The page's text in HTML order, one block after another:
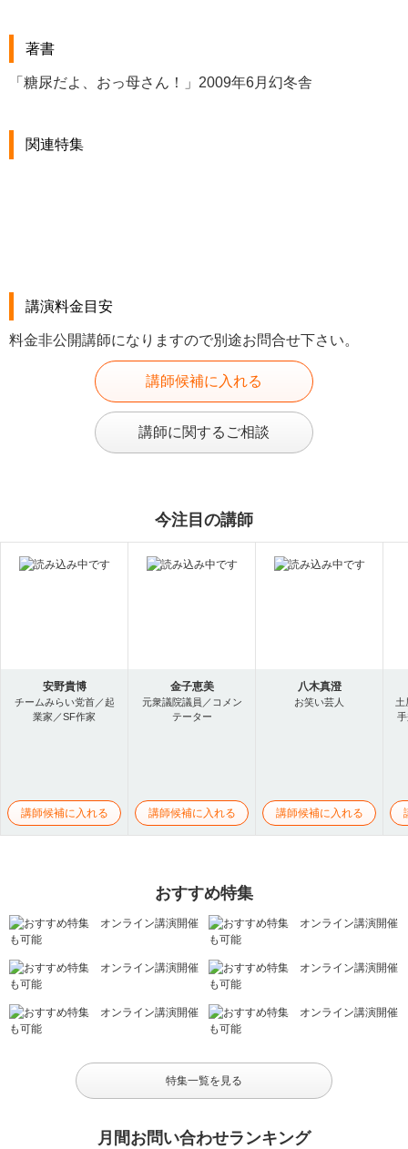
著書
「糖尿だよ、おっ母さん！」2009年6月幻冬舎
関連特集
講演料金目安
料金非公開講師になりますので別途お問合せ下さい。
講師候補に入れる
講師に関するご相談
今注目の講師
安野貴博
チームみらい党首／起
業家／SF作家
講師候補に入れる
金子恵美
元衆議院議員／コメン
テーター
講師候補に入れる
八木真澄
お笑い芸人
講師候補に入れる
土
おすすめ特集
特集一覧を見る
月間お問い合わせランキング